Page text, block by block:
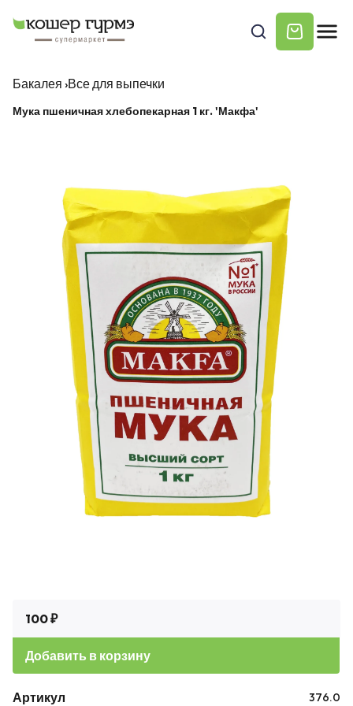
Бакалея ›Все для выпечки
Мука пшеничная хлебопекарная 1 кг. 'Макфа'
100 ₽
Добавить в корзину
Артикул 376.0